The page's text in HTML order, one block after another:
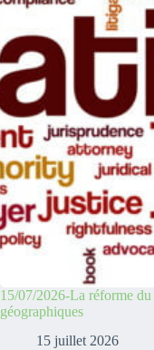
15/07/2026-La réforme
géographiques
15 juillet 2026